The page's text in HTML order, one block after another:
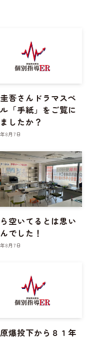
吾さんドラマスペ
「手紙」をご覧に
したか？
8月7日
空いてるとは思い
でした！
8月7日
爆投下から８１年